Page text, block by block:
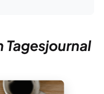
Tagesjournal